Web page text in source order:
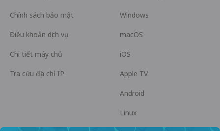
Chính sách bảo mật
Điều khoản dịch vụ
Chi tiết máy chủ
Tra cứu địa chỉ IP
Windows
macOS
iOS
Apple TV
Android
Linux